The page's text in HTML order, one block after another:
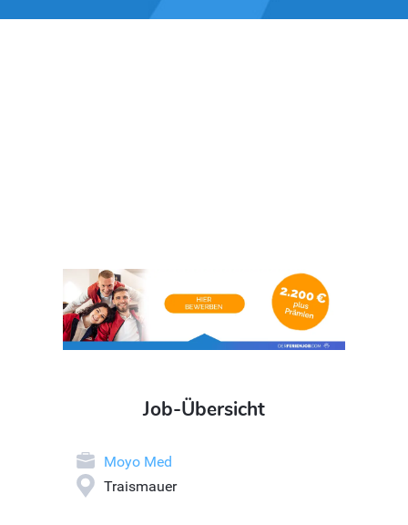
Job-Übersicht
Moyo Med
Traismauer